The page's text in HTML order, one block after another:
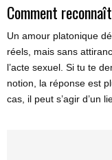
Comment
Un amour platonique
réels, mais sans
l’acte sexuel. Si tu te
notion, la réponse est
cas, il peut s’agir d’un